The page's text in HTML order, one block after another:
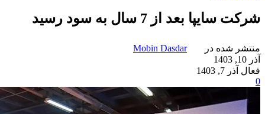
شرکت سایپا بعد از 7 سال به سود رسید
منتشر شده در
Mobin Dasdar
آذر 10, 1403
فعال آذر 7, 1403
0